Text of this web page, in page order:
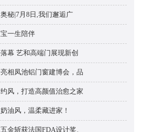
秘|7月8日,我们邂逅广
一生陪伴
幕 艺和高端门展现新创
相凤池铝门窗建博会，品
风，打造高颜值治愈之家
油风，温柔藏进家！
金斩获法国FDA设计奖、